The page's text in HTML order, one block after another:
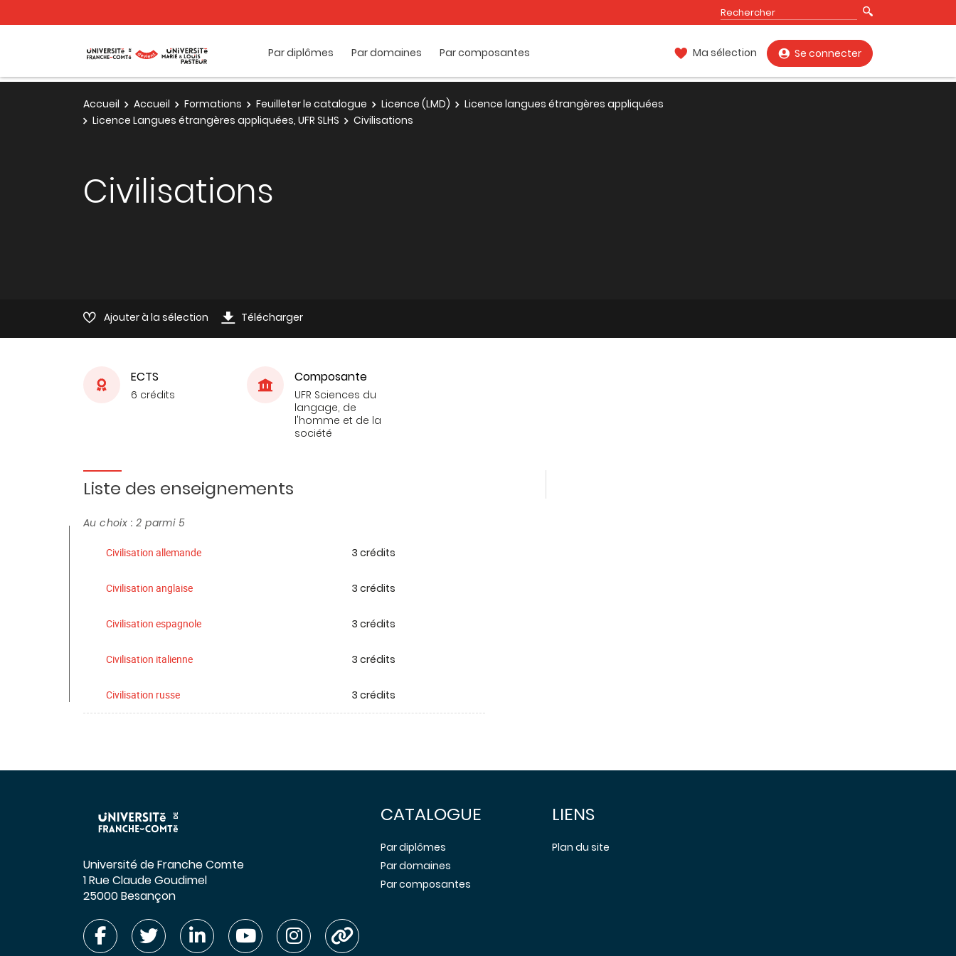
Par diplômes Par domaines Par composantes Ma sélection Se connecter
Accueil Accueil Formations Feuilleter le catalogue Licence (LMD)
Licence langues étrangères appliquées
Licence Langues étrangères appliquées, UFR SLHS
Civilisations
Civilisations
Ajouter à la sélection Télécharger
ECTS
6 crédits
Composante
UFR Sciences du
langage, de
l'homme et de la
société
Liste des enseignements
Au choix : 2 parmi 5
Civilisation allemande 3 crédits
Civilisation anglaise 3 crédits
Civilisation espagnole 3 crédits
Civilisation italienne 3 crédits
Civilisation russe 3 crédits
Université de Franche Comte
1 Rue Claude Goudimel
25000 Besançon
CATALOGUE
Par diplômes
Par domaines
Par composantes
LIENS
Plan du site